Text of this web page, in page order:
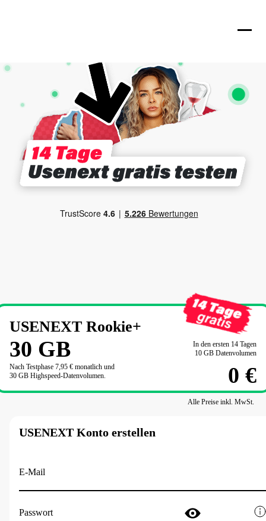
USENEXT Konto erstellen
E-Mail
Passwort
USENEXT Rookie+
30 GB
In den ersten 14 Tagen
10 GB Datenvolumen
Nach Testphase 7,95 € monatlich und
30 GB Highspeed-Datenvolumen.
0 €
Alle Preise inkl. MwSt.